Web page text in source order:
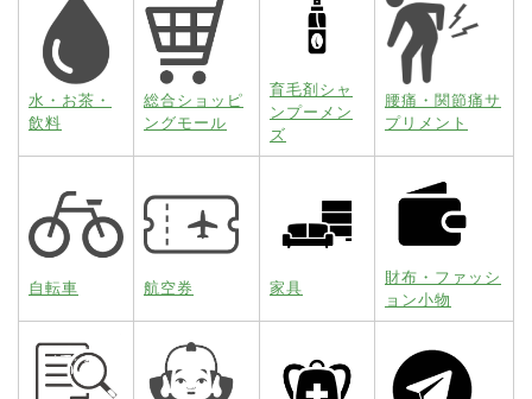
水・お茶・
飲料
総合ショッピ
ングモール
育毛剤シャ
ンプーメン
ズ
腰痛・関節痛サ
プリメント
自転車 航空券 家具
財布・ファッシ
ョン小物